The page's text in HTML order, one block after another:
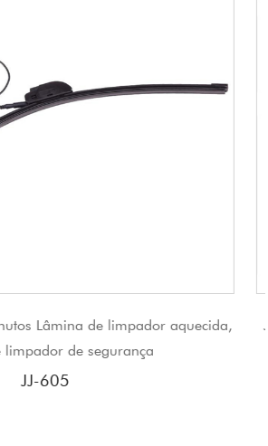
JJ New Product Heavy Duty Lâmina